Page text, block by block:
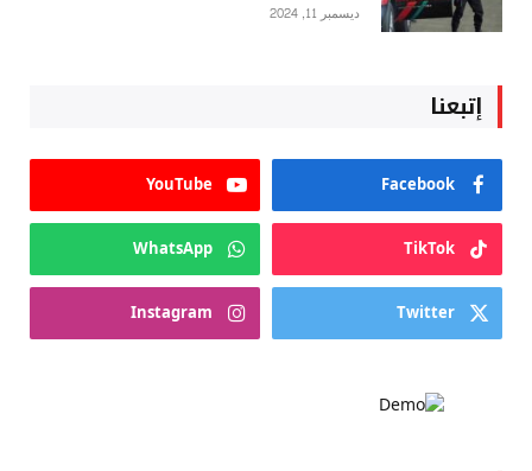
ديسمبر 11, 2024
إتبعنا
Facebook
YouTube
TikTok
WhatsApp
Twitter
Instagram